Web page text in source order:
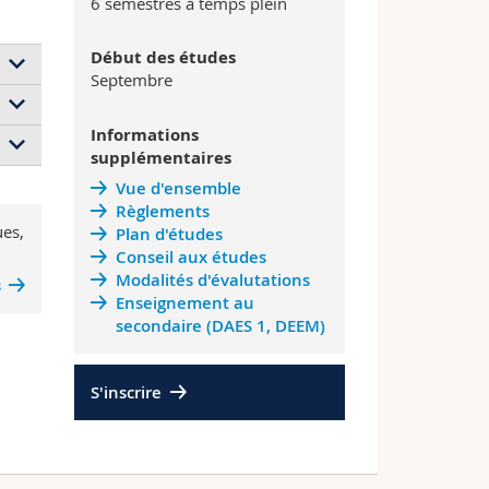
Début des études
Septembre
Informations
supplémentaires
Vue d'ensemble
Règlements
Plan d'études
Conseil aux études
Modalités d'évalutations
Enseignement au
secondaire (DAES 1, DEEM)
S'inscrire